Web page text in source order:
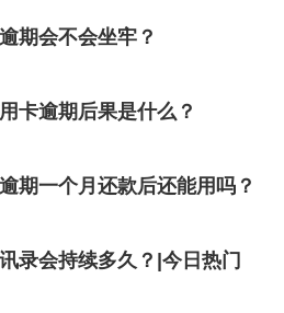
期会不会坐牢？
卡逾期后果是什么？
期一个月还款后还能用吗？
录会持续多久？|今日热门